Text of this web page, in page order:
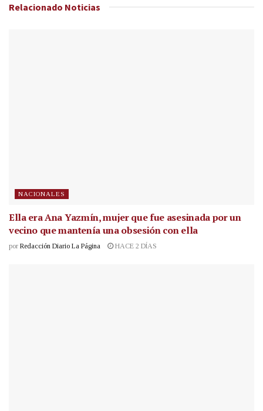
Relacionado Noticias
NACIONALES
Ella era Ana Yazmín, mujer que fue asesinada por un
vecino que mantenía una obsesión con ella
por Redacción Diario La Página HACE 2 DÍAS